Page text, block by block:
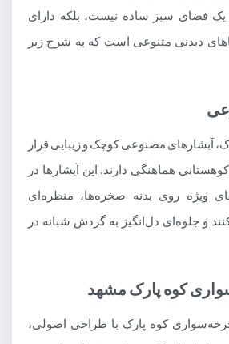
یک فضای سبز ساده نیست، بلکه دارای
دیدنی متنوعی است که به شرح زیر
آبشارهای مصنوعی کوچک و زیبایی قرار
هماهنگی دارند. این آبشارها در
ویژه روی بدنه صخره‌ها، منظره‌ای
و جلوه‌ای دل‌انگیز به گردش شبانه در
کوه پارک مشهد
کوه پارک با طراحی اصولی،